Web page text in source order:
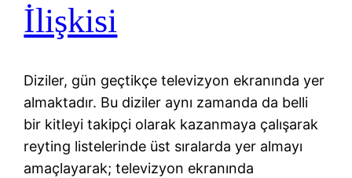
İlişkisi
Diziler, gün geçtikçe televizyon ekranında yer
almaktadır. Bu diziler aynı zamanda da belli
bir kitleyi takipçi olarak kazanmaya çalışarak
reyting listelerinde üst sıralarda yer almayı
amaçlayarak; televizyon ekranında